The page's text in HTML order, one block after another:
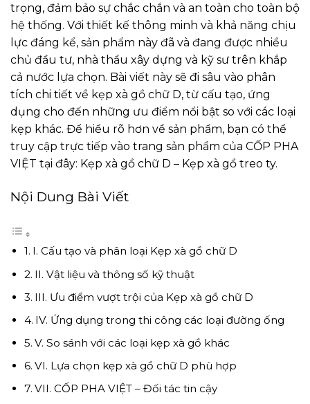
trọng, đảm bảo sự chắc chắn và an toàn cho toàn bộ
hệ thống. Với thiết kế thông minh và khả năng chịu
lực đáng kể, sản phẩm này đã và đang được nhiều
chủ đầu tư, nhà thầu xây dựng và kỹ sư trên khắp
cả nước lựa chọn. Bài viết này sẽ đi sâu vào phân
tích chi tiết về kẹp xà gồ chữ D, từ cấu tạo, ứng
dụng cho đến những ưu điểm nổi bật so với các loại
kẹp khác. Để hiểu rõ hơn về sản phẩm, bạn có thể
truy cập trực tiếp vào trang sản phẩm của CỐP PHA
VIỆT tại đây: Kẹp xà gồ chữ D – Kẹp xà gồ treo ty.
Nội Dung Bài Viết
I. Cấu tạo và phân loại Kẹp xà gồ chữ D
II. Vật liệu và thông số kỹ thuật
III. Ưu điểm vượt trội của Kẹp xà gồ chữ D
IV. Ứng dụng trong thi công các loại đường ống
V. So sánh với các loại kẹp xà gồ khác
VI. Lựa chọn kẹp xà gồ chữ D phù hợp
VII. CỐP PHA VIỆT – Đối tác tin cậy